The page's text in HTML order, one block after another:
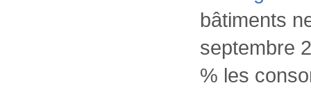
bâtiments
septembre
% les